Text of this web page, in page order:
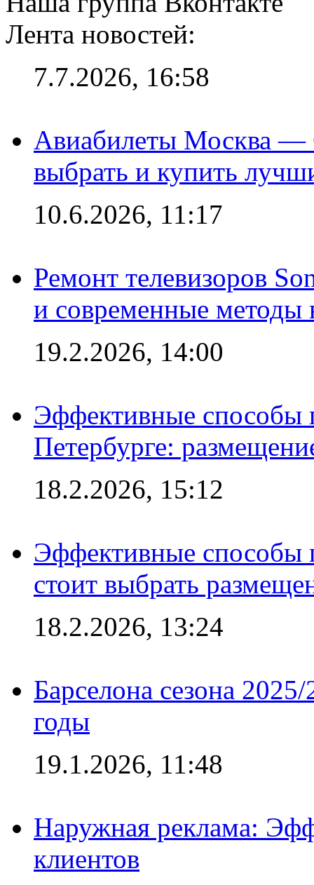
Лента новостей:
7.7.2026, 16:58
Авиабилеты Москва —
выбрать и купить
10.6.2026, 11:17
Ремонт телевизоров
и современные методы
19.2.2026, 14:00
Эффективные способы
Петербурге:
18.2.2026, 15:12
Эффективные способы
стоит выбрать
18.2.2026, 13:24
Барселона сезона
годы
19.1.2026, 11:48
Наружная реклама:
клиентов